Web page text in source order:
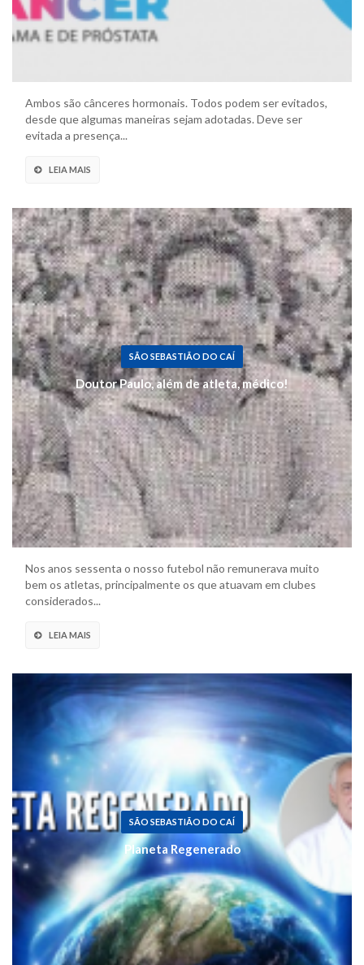
Ambos são cânceres hormonais. Todos podem ser evitados,
desde que algumas maneiras sejam adotadas. Deve ser
evitada a presença...
LEIA MAIS
SÃO SEBASTIÃO DO CAÍ
Doutor Paulo, além de atleta, médico!
Nos anos sessenta o nosso futebol não remunerava muito
bem os atletas, principalmente os que atuavam em clubes
considerados...
LEIA MAIS
SÃO SEBASTIÃO DO CAÍ
Planeta Regenerado